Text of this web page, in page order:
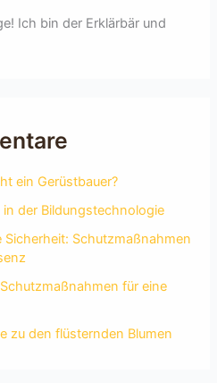
Ich bin der Erklärbär und
ein Gerüstbauer?
in der Bildungstechnologie
Sicherheit: Schutzmaßnahmen
für eine
zu den flüsternden Blumen